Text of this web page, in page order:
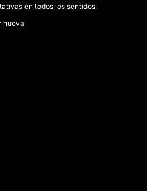
en todos los sentidos
nueva